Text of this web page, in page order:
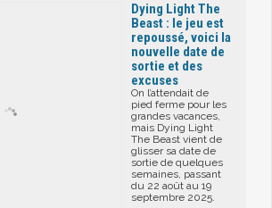
Dying Light The
Beast : le jeu est
repoussé, voici la
nouvelle date de
sortie et des
excuses
On l’attendait de
pied ferme pour les
grandes vacances,
mais Dying Light
The Beast vient de
glisser sa date de
sortie de quelques
semaines, passant
du 22 août au 19
septembre 2025.